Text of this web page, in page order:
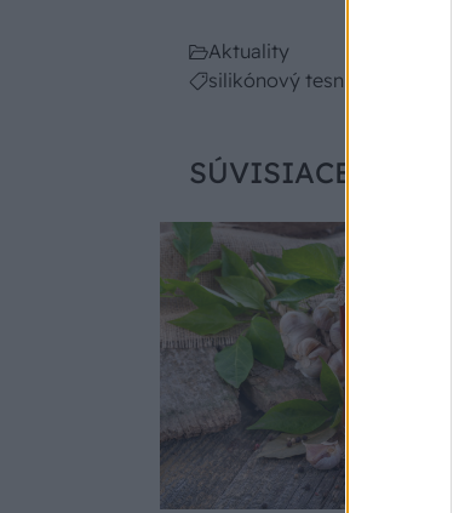
Aktuality
silikónový tesniaci tmel
SÚVISIACE